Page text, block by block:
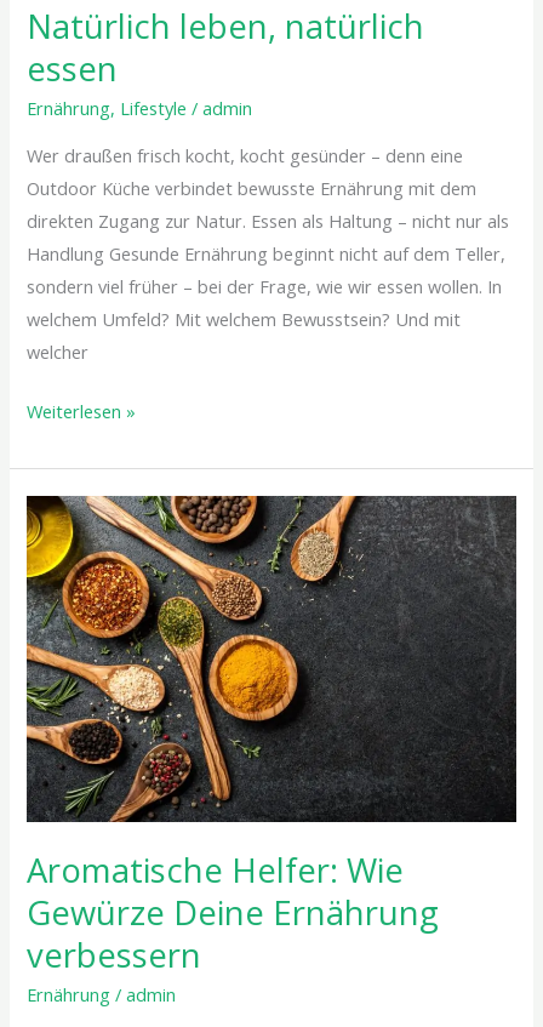
Natürlich leben, natürlich
essen
Ernährung, Lifestyle /admin
Wer draußen frisch kocht, kocht gesünder – denn eine
Outdoor Küche verbindet bewusste Ernährung mit dem
direkten Zugang zur Natur. Essen als Haltung – nicht nur als
Handlung Gesunde Ernährung beginnt nicht auf dem Teller,
sondern viel früher – bei der Frage, wie wir essen wollen. In
welchem Umfeld? Mit welchem Bewusstsein? Und mit
welcher
Weiterlesen »
Aromatische Helfer: Wie
Gewürze Deine Ernährung
verbessern
Ernährung /admin
Aromatische
Helfer:
Wie
Gewürze
Deine
Ernährung
verbessern